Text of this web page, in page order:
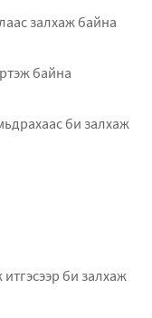
залхаж байна
байна
би залхаж
би залхаж